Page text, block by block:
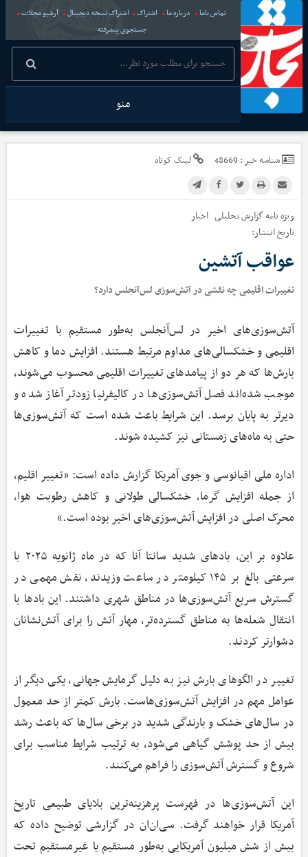
تماس باما درباره ما اشتراک اشتراک نسخه دیجیتال
آرشیو مجلات
جستجوی پیشرفته
منو
شناسه خبر : 48669 لینک کوتاه
ویژه نامه گزارش تحلیلی اخبار
تاریخ انتشار:
عواقب آتشین
تغییرات اقلیمی چه نقشی در آتش‌سوزی لس‌آنجلس دارد؟
آتش‌سوزی‌های اخیر در لس‌آنجلس به‌طور مستقیم با تغییرات
اقلیمی و خشکسالی‌های مداوم مرتبط هستند. افزایش دما و کاهش
بارش‌ها که هر دو از پیامدهای تغییرات اقلیمی محسوب می‌شوند،
موجب شده‌اند فصل آتش‌سوزی‌ها در کالیفرنیا زودتر آغاز شده و
دیرتر به پایان برسد. این شرایط باعث شده است که آتش‌سوزی‌ها
حتی به ماه‌های زمستانی نیز کشیده شوند.
اداره ملی اقیانوسی و جوی آمریکا گزارش داده است: «تغییر اقلیم،
از جمله افزایش گرما، خشکسالی طولانی و کاهش رطوبت هوا،
محرک اصلی در افزایش آتش‌سوزی‌های اخیر بوده است.»
علاوه بر این، بادهای شدید سانتا آنا که در ماه ژانویه ۲۰۲۵ با
سرعتی بالغ بر ۱۴۵ کیلومتر در ساعت وزیدند، نقش مهمی در
گسترش سریع آتش‌سوزی‌ها در مناطق شهری داشتند. این بادها با
انتقال شعله‌ها به مناطق گسترده‌تر، مهار آتش را برای آتش‌نشانان
دشوارتر کردند.
تغییر در الگوهای بارش نیز به دلیل گرمایش جهانی، یکی دیگر از
عوامل مهم در افزایش آتش‌سوزی‌هاست. بارش کمتر از حد معمول
در سال‌های خشک و بارندگی شدید در برخی سال‌ها که باعث رشد
بیش از حد پوشش گیاهی می‌شود، به ترتیب شرایط مناسب برای
شروع و گسترش آتش‌سوزی را فراهم می‌کنند.
این آتش‌سوزی‌ها در فهرست پرهزینه‌ترین بلایای طبیعی تاریخ
آمریکا قرار خواهند گرفت. سی‌ان‌ان در گزارشی توضیح داده که
بیش از شش میلیون آمریکایی به‌طور مستقیم یا غیرمستقیم تحت